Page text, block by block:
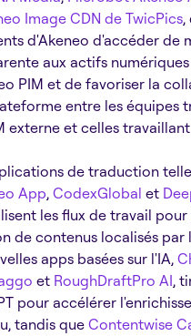
Image CDN de TwicPics,
d'Akeneo d'accéder de
aux actifs numériques
PIM et de favoriser la
entre les équipes
externe et celles
de traduction
App, CodexGlobal et
les flux de travail
de contenus localisés par
apps basées sur l'IA,
et RoughDraftPro AI,
pour accélérer
tandis que Contentwise